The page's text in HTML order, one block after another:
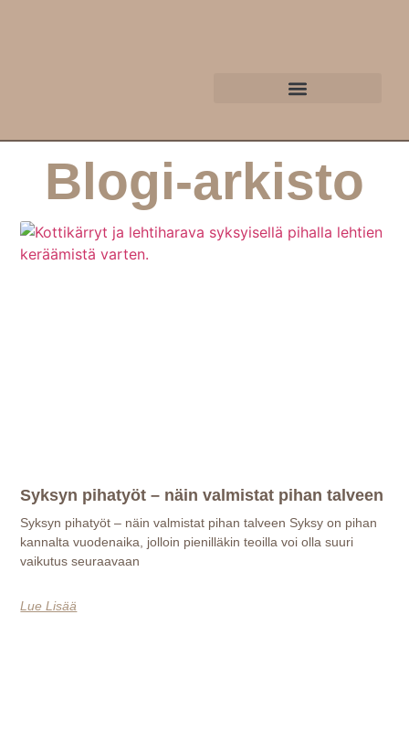
Blogi-arkisto
Syksyn pihatyöt – näin valmistat pihan talveen
Syksyn pihatyöt – näin valmistat pihan talveen Syksy on pihan
kannalta vuodenaika, jolloin pienilläkin teoilla voi olla suuri
vaikutus seuraavaan
Lue Lisää